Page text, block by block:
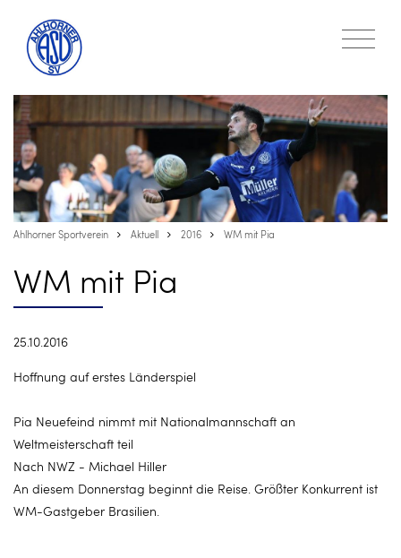
Ahlhorner Sportverein Aktuell 2016 WM mit Pia
WM mit Pia
25.10.2016
Hoffnung auf erstes Länderspiel
Pia Neuefeind nimmt mit Nationalmannschaft an
Weltmeisterschaft teil
Nach NWZ - Michael Hiller
An diesem Donnerstag beginnt die Reise. Größter Konkurrent ist
WM-Gastgeber Brasilien.